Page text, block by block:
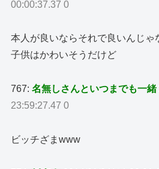
00:00:37.37 0
本人が良いならそれで良いんじゃ
子供はかわいそうだけど
767:名無しさんといつまでも一緒
23:59:27.47 0
ビッチざまwww